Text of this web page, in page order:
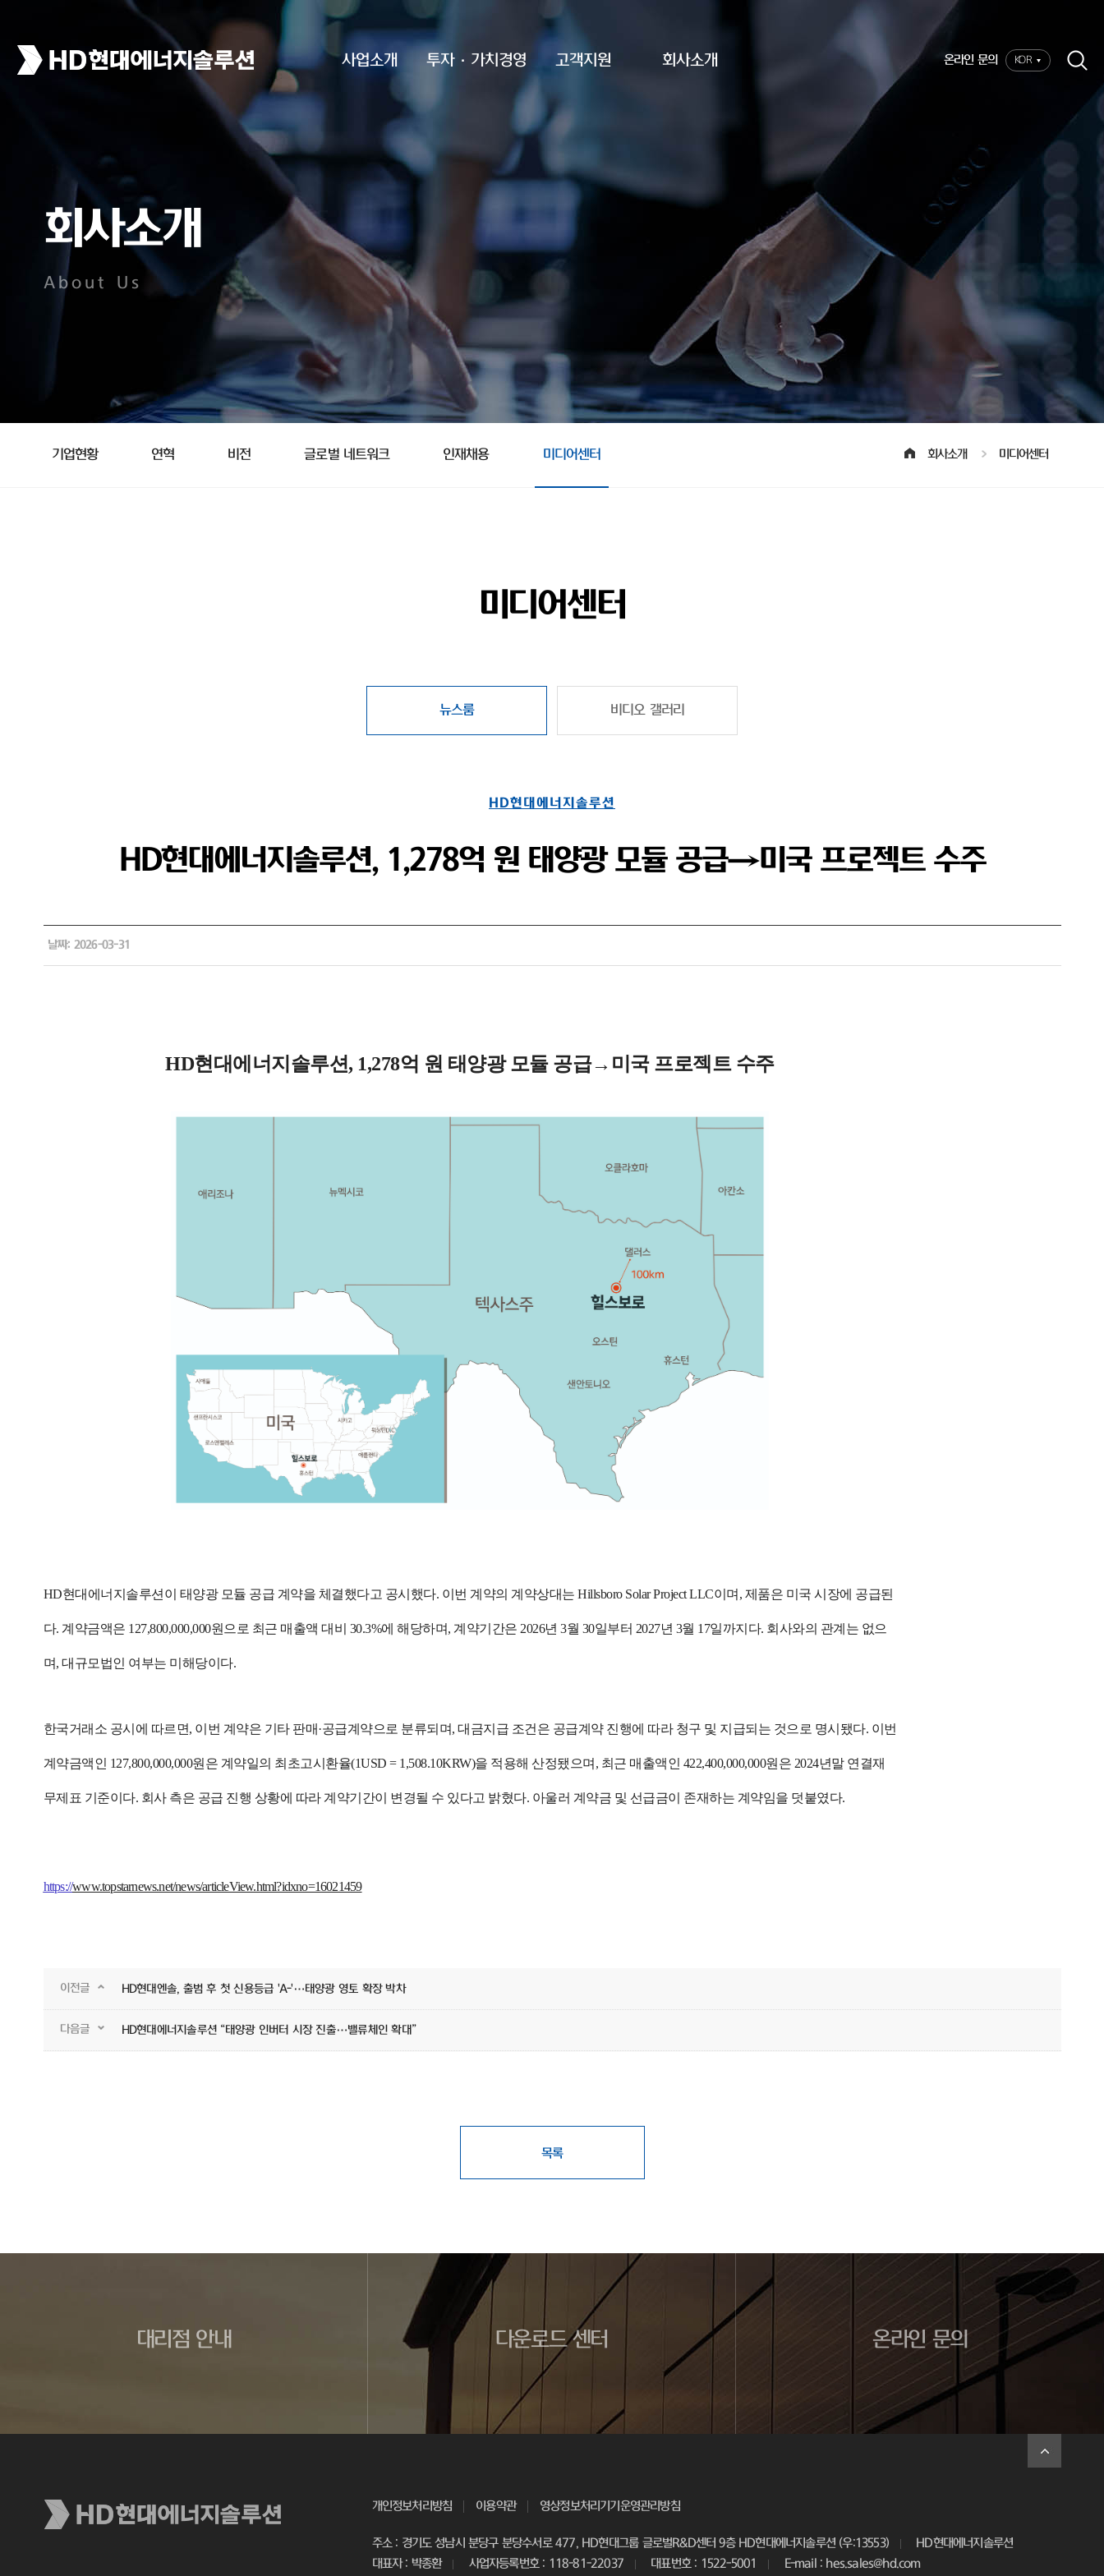
사업소개 투자·가치경영 고객지원 회사소개 온라인 문의 KOR
회사소개
About Us
기업현황 연혁 비전 글로벌 네트워크 인재채용 미디어센터 회사소개 미디어센터
미디어센터
뉴스룸 비디오 갤러리
HD현대에너지솔루션
HD현대에너지솔루션, 1,278억 원 태양광 모듈 공급→미국 프로젝트 수주
날짜: 2026-03-31
HD현대에너지솔루션, 1,278억 원 태양광 모듈 공급→미국 프로젝트 수주
HD현대에너지솔루션이 태양광 모듈 공급 계약을 체결했다고 공시했다. 이번 계약의 계약상대는 Hillsboro Solar Project LLC이며, 제품은 미국 시장에 공급된
다. 계약금액은 127,800,000,000원으로 최근 매출액 대비 30.3%에 해당하며, 계약기간은 2026년 3월 30일부터 2027년 3월 17일까지다. 회사와의 관계는 없으
며, 대규모법인 여부는 미해당이다.
한국거래소 공시에 따르면, 이번 계약은 기타 판매·공급계약으로 분류되며, 대금지급 조건은 공급계약 진행에 따라 청구 및 지급되는 것으로 명시됐다. 이번
계약금액인 127,800,000,000원은 계약일의 최초고시환율(1USD = 1,508.10KRW)을 적용해 산정됐으며, 최근 매출액인 422,400,000,000원은 2024년말 연결재
무제표 기준이다. 회사 측은 공급 진행 상황에 따라 계약기간이 변경될 수 있다고 밝혔다. 아울러 계약금 및 선급금이 존재하는 계약임을 덧붙였다.
https://www.topstarnews.net/news/articleView.html?idxno=16021459
이전글 HD현대엔솔, 출범 후 첫 신용등급 'A-'…태양광 영토 확장 박차
다음글 HD현대에너지솔루션 “태양광 인버터 시장 진출…밸류체인 확대”
목록
대리점 안내 다운로드 센터 온라인 문의
개인정보처리방침 이용약관 영상정보처리기기운영관리방침
주소 : 경기도 성남시 분당구 분당수서로 477, HD현대그룹 글로벌R&D센터 9층 HD현대에너지솔루션 (우:13553)
HD현대에너지솔루션
대표자 : 박종환
사업자등록번호 : 118-81-22037 대표번호 : 1522-5001 E-mail : hes.sales@hd.com